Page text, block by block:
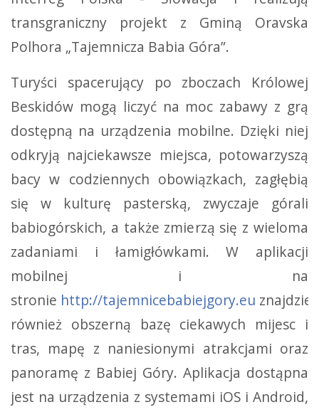
transgraniczny projekt z Gminą Oravska
Polhora „Tajemnicza Babia Góra”.
Turyści spacerujący po zboczach Królowej
Beskidów mogą liczyć na moc zabawy z grą
dostępną na urządzenia mobilne. Dzięki niej
odkryją najciekawsze miejsca, potowarzyszą
bacy w codziennych obowiązkach, zagłębią
się w kulturę pasterską, zwyczaje górali
babiogórskich, a także zmierzą się z wieloma
zadaniami i łamigłówkami. W aplikacji
mobilnej i na
stronie http://tajemnicebabiejgory.eu
również obszerną bazę ciekawych mijesc i
tras, mapę z naniesionymi atrakcjami oraz
panoramę z Babiej Góry. Aplikacja dostąpna
jest na urządzenia z systemami iOS i Android,